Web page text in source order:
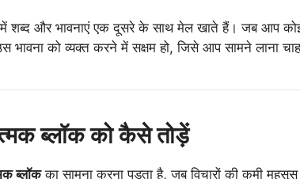
शब्द और भावनाएं एक दूसरे के साथ मेल खाते हैं। जब आप
भावना को व्यक्त करने में सक्षम हो, जिसे आप सामने लाना
ब्लॉक को कैसे तोड़ें
ब्लॉकका सामना करना पड़ता है, जब विचारों की कमी महसूस